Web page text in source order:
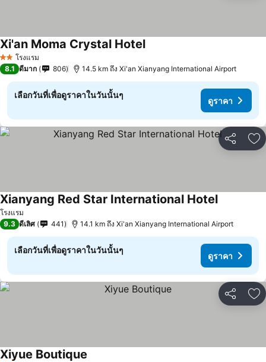
2 ดาวโรงแรม
Xi'an Moma Crystal Hotelดูราคา
8.1 ดีมาก 806 14.5 km ถึง Xi'an Xianyang International Airport
เลือกวันที่เพื่อดูราคาในวันนั้นๆ
ดูราคา
แชร์ เ
โรงแรม
Xianyang Red Star International Hotelดูราคา
9.3 ดีเลิศ 441 14.1 km ถึง Xi'an Xianyang International Airport
เลือกวันที่เพื่อดูราคาในวันนั้นๆ
ดูราคา
แชร์ เ
Xiyue Boutique